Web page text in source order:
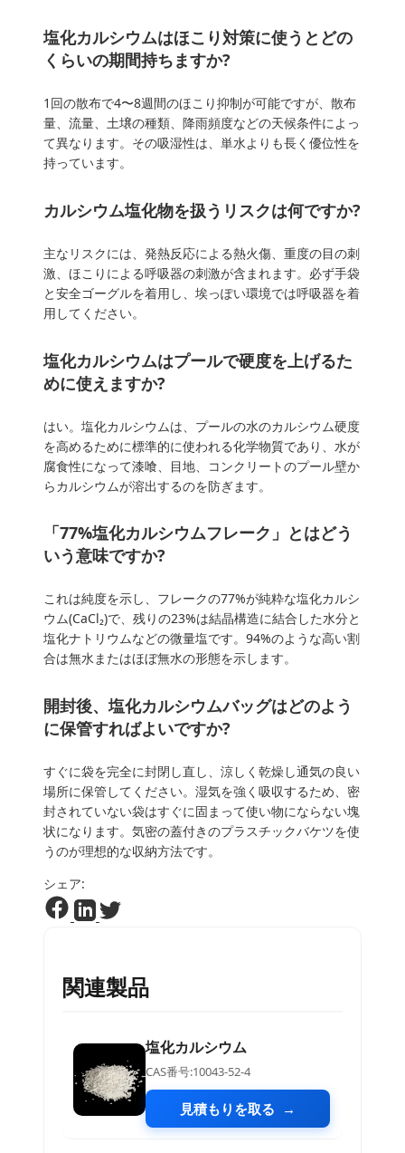
塩化カルシウムはほこり対策に使うとどの
くらいの期間持ちますか?
1回の散布で4〜8週間のほこり抑制が可能ですが、散布
量、流量、土壌の種類、降雨頻度などの天候条件によっ
て異なります。その吸湿性は、単水よりも長く優位性を
持っています。
カルシウム塩化物を扱うリスクは何ですか?
主なリスクには、発熱反応による熱火傷、重度の目の刺
激、ほこりによる呼吸器の刺激が含まれます。必ず手袋
と安全ゴーグルを着用し、埃っぽい環境では呼吸器を着
用してください。
塩化カルシウムはプールで硬度を上げるた
めに使えますか?
はい。塩化カルシウムは、プールの水のカルシウム硬度
を高めるために標準的に使われる化学物質であり、水が
腐食性になって漆喰、目地、コンクリートのプール壁か
らカルシウムが溶出するのを防ぎます。
「77%塩化カルシウムフレーク」とはどう
いう意味ですか?
これは純度を示し、フレークの77%が純粋な塩化カルシ
ウム(CaCl₂)で、残りの23%は結晶構造に結合した水分と
塩化ナトリウムなどの微量塩です。94%のような高い割
合は無水またはほぼ無水の形態を示します。
開封後、塩化カルシウムバッグはどのよう
に保管すればよいですか?
すぐに袋を完全に封閉し直し、涼しく乾燥し通気の良い
場所に保管してください。湿気を強く吸収するため、密
封されていない袋はすぐに固まって使い物にならない塊
状になります。気密の蓋付きのプラスチックバケツを使
うのが理想的な収納方法です。
シェア:
関連製品
塩化カルシウム
CAS番号:10043-52-4
見積もりを取る